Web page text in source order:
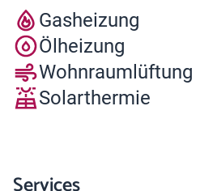
Gasheizung
Ölheizung
Wohnraumlüftung
Solarthermie